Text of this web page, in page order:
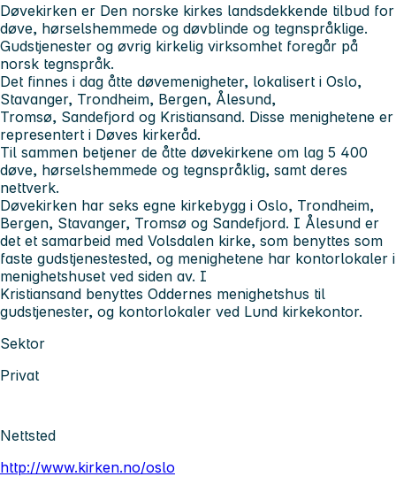
Døvekirken er Den norske kirkes landsdekkende tilbud for
døve, hørselshemmede og døvblinde og tegnspråklige.
Gudstjenester og øvrig kirkelig virksomhet foregår på
norsk tegnspråk.
Det finnes i dag åtte døvemenigheter, lokalisert i Oslo,
Stavanger, Trondheim, Bergen, Ålesund,
Tromsø, Sandefjord og Kristiansand. Disse menighetene er
representert i Døves kirkeråd.
Til sammen betjener de åtte døvekirkene om lag 5 400
døve, hørselshemmede og tegnspråklig, samt deres
nettverk.
Døvekirken har seks egne kirkebygg i Oslo, Trondheim,
Bergen, Stavanger, Tromsø og Sandefjord. I Ålesund er
det et samarbeid med Volsdalen kirke, som benyttes som
faste gudstjenestested, og menighetene har kontorlokaler i
menighetshuset ved siden av. I
Kristiansand benyttes Oddernes menighetshus til
gudstjenester, og kontorlokaler ved Lund kirkekontor.
Sektor
Privat
Nettsted
http://www.kirken.no/oslo